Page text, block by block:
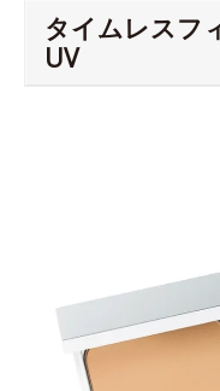
タイムレスフ
UV